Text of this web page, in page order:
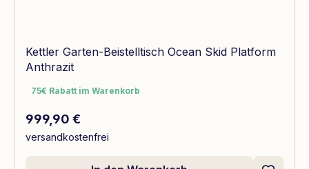
Kettler Garten-Beistelltisch Ocean Skid Platform
Anthrazit
75€ Rabatt im Warenkorb
75€ Rabatt im Warenkorb
Regulärer Preis:
999,90 €
versandkostenfrei